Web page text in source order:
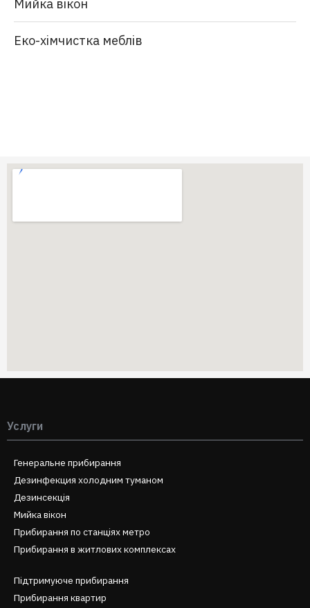
Мийка вікон
Еко-хімчистка меблів
Услуги
Генеральне прибирання
Дезинфекция холодним туманом
Дезинсекція
Мийка вікон
Прибирання по станціях метро
Прибирання в житлових комплексах
Підтримуюче прибирання
Прибирання квартир